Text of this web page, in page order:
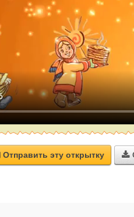
Отправить эту открытку 